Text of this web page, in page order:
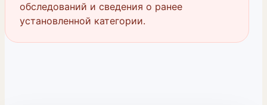
обследований и сведения о ранее
установленной категории.